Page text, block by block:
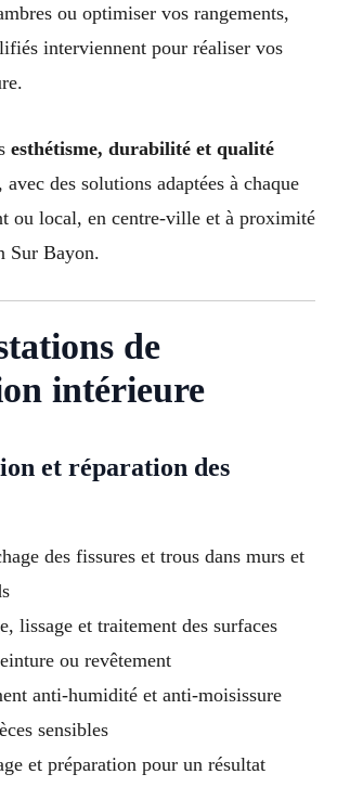
ou optimiser vos rangements,
interviennent pour réaliser vos
esthétisme, durabilité et qualité
, avec des solutions adaptées à chaque
ou local, en centre-ville et à proximité
Sur Bayon.
de
intérieure
et réparation des
des fissures et trous dans murs et
lissage et traitement des surfaces
ou revêtement
anti-humidité et anti-moisissure
sensibles
et préparation pour un résultat